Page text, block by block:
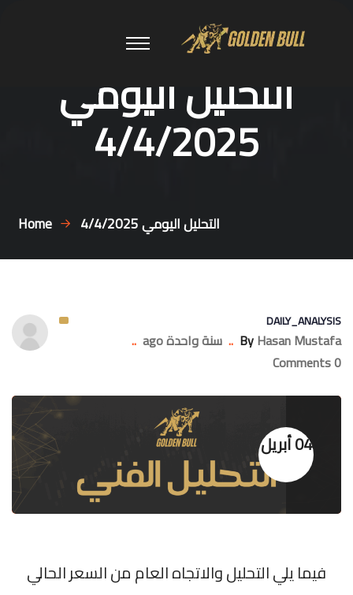
التحليل اليومي
4/4/2025
Home التحليل اليومي 4/4/2025
DAILY_ANALYSIS
ByHasan Mustafa
.. سنة واحدة ago
..
0 Comments
04 أبريل
فيما يلي التحليل والاتجاه العام من السعر الحالي